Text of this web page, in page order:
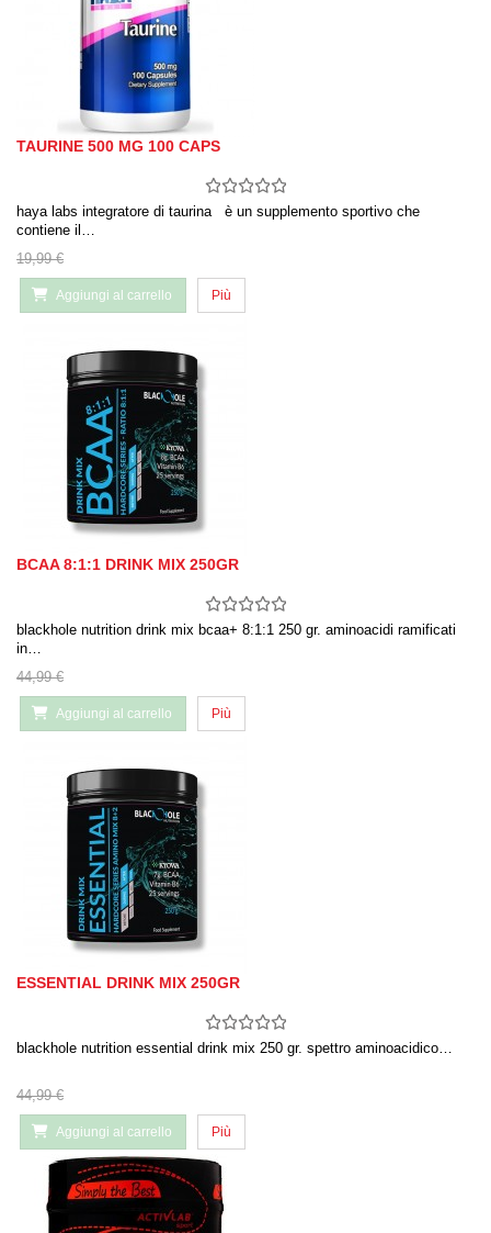
TAURINE 500 MG 100 CAPS
haya labs integratore di taurina è un supplemento sportivo che
contiene il…
19,99 €
Aggiungi al carrello Più
BCAA 8:1:1 DRINK MIX 250GR
blackhole nutrition drink mix bcaa+ 8:1:1 250 gr. aminoacidi ramificati
in…
44,99 €
Aggiungi al carrello Più
ESSENTIAL DRINK MIX 250GR
blackhole nutrition essential drink mix 250 gr. spettro aminoacidico…
44,99 €
Aggiungi al carrello Più